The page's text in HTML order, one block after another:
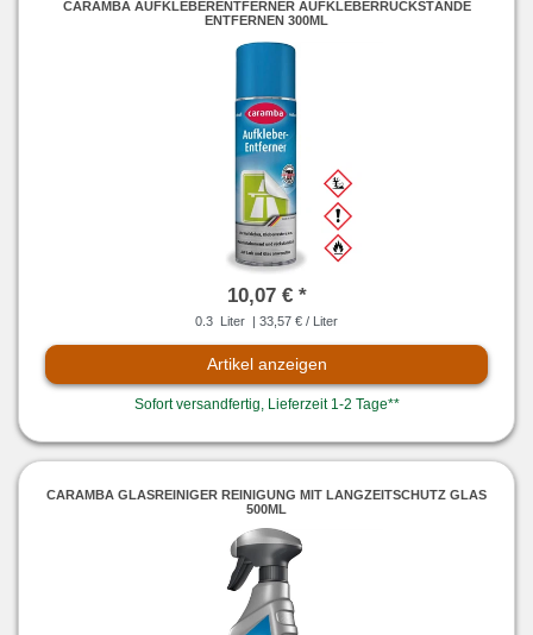
CARAMBA AUFKLEBERENTFERNER AUFKLEBERRÜCKSTÄNDE
ENTFERNEN 300ML
10,07 € *
0.3 Liter | 33,57 € / Liter
Artikel anzeigen
Sofort versandfertig, Lieferzeit 1-2 Tage**
CARAMBA GLASREINIGER REINIGUNG MIT LANGZEITSCHUTZ GLAS
500ML